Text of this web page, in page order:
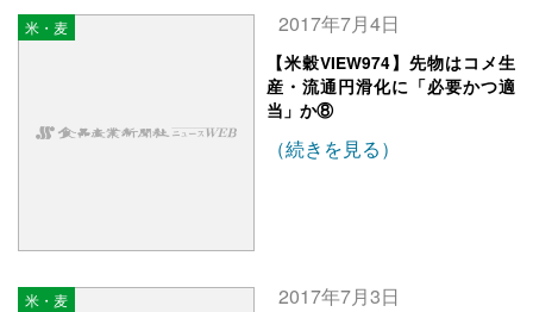
米・麦 2017年7月4日
【米穀VIEW974】先物はコメ生
産・流通円滑化に「必要かつ適
当」か⑧
（続きを見る）
米・麦 2017年7月3日